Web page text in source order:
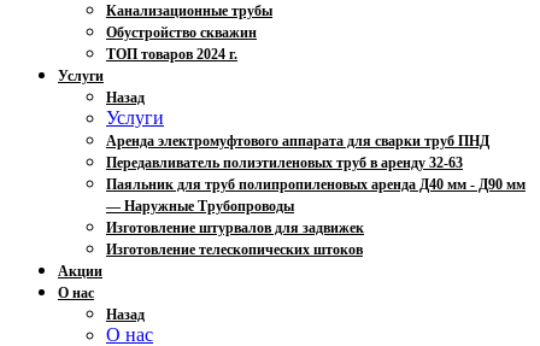
Канализационные трубы
Обустройство скважин
ТОП товаров 2024 г.
Услуги
Назад
Услуги
Аренда электромуфтового аппарата для сварки труб ПНД
Передавливатель полиэтиленовых труб в аренду 32-63
Паяльник для труб полипропиленовых аренда Д40 мм - Д90 мм
— Наружные Трубопроводы
Изготовление штурвалов для задвижек
Изготовление телескопических штоков
Акции
О нас
Назад
О нас